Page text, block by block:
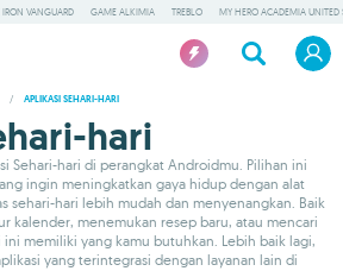
IRON VANGUARD GAME ALKIMIA TREBLO MY HERO ACADEMIA UNITED
/ APLIKASI SEHARI-HARI
hari
Sehari-hari di perangkat Androidmu. Pilihan ini
ingin meningkatkan gaya hidup dengan alat
sehari-hari lebih mudah dan menyenangkan. Baik
kalender, menemukan resep baru, atau mencari
ini memiliki yang kamu butuhkan. Lebih baik lagi,
yang terintegrasi dengan layanan lain di